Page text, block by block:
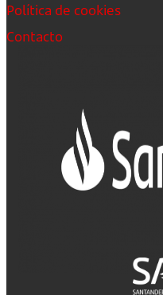
Política de cookies
Contacto